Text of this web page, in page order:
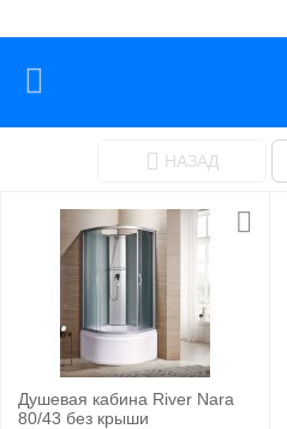
НАЗАД
Душевая кабина River Nara
80/43 без крыши